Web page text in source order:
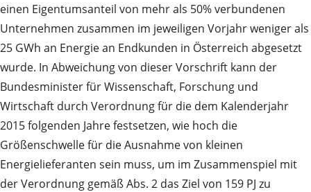
einen Eigentumsanteil von mehr als 50% verbundenen
Unternehmen zusammen im jeweiligen Vorjahr weniger als
25 GWh an Energie an Endkunden in Österreich abgesetzt
wurde. In Abweichung von dieser Vorschrift kann der
Bundesminister für Wissenschaft, Forschung und
Wirtschaft durch Verordnung für die dem Kalenderjahr
2015 folgenden Jahre festsetzen, wie hoch die
Größenschwelle für die Ausnahme von kleinen
Energielieferanten sein muss, um im Zusammenspiel mit
der Verordnung gemäß Abs. 2 das Ziel von 159 PJ zu